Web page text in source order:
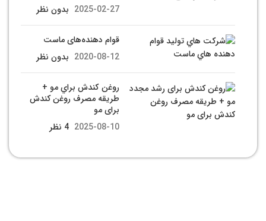
2025-02-27 بدون نظر
قوام دهنده‌های ماست
2020-08-12 بدون نظر
روغن كندش براي مو +
طریقه مصرف روغن کندش
برای مو
2025-08-10 4 نظر